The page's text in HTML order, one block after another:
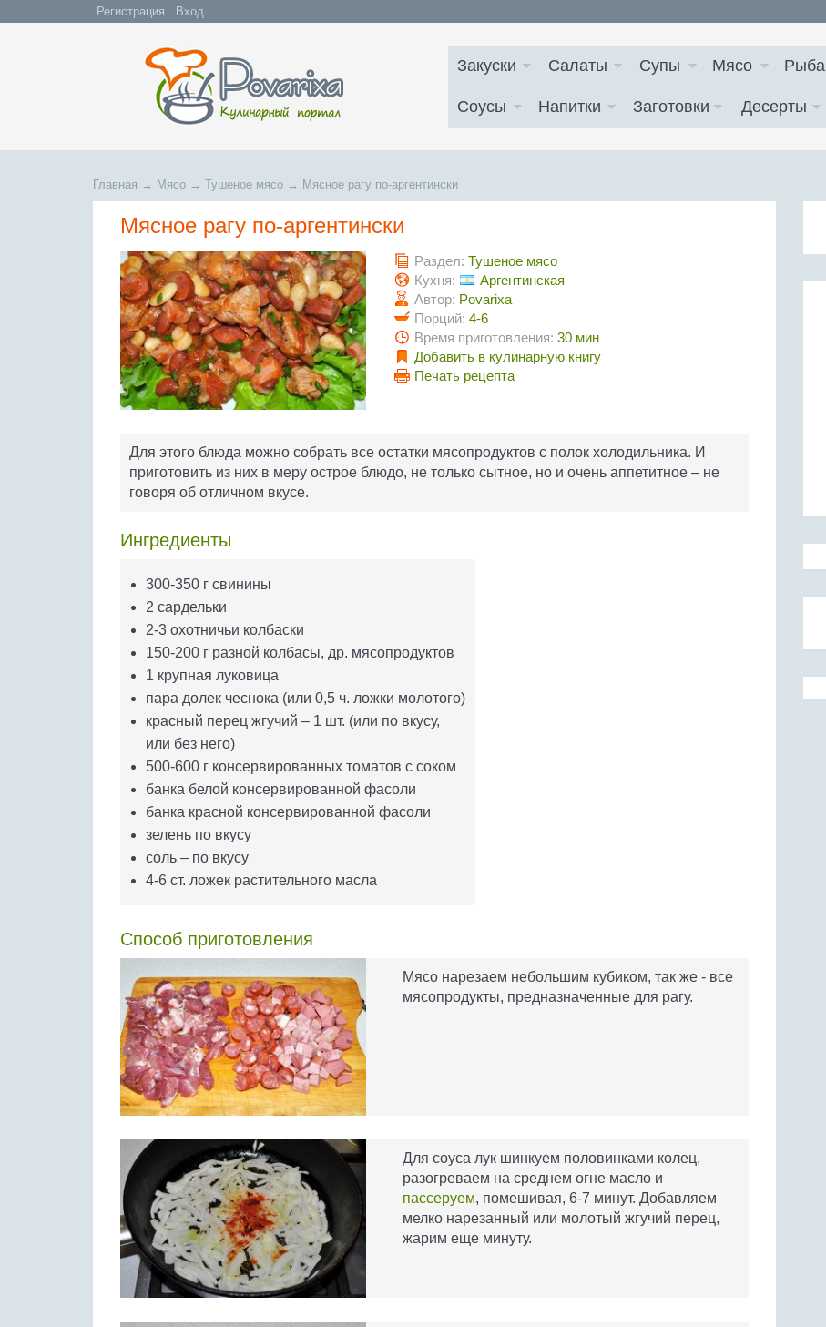
Регистрация Вход
Закуски Салаты Супы Мясо Рыба
Соусы Напитки Заготовки Десерты
Главная → Мясо → Тушеное мясо → Мясное рагу по-аргентински
Мясное рагу по-аргентински
Раздел: Тушеное мясо
Кухня:
Аргентинская
Автор: Povarixa
Порций: 4-6
Время приготовления: 30 мин
Добавить в кулинарную книгу
Печать рецепта
Для этого блюда можно собрать все остатки мясопродуктов с полок холодильника. И
приготовить из них в меру острое блюдо, не только сытное, но и очень аппетитное – не
говоря об отличном вкусе.
Ингредиенты
300-350 г свинины
2 сардельки
2-3 охотничьи колбаски
150-200 г разной колбасы, др. мясопродуктов
1 крупная луковица
пара долек чеснока (или 0,5 ч. ложки молотого)
красный перец жгучий – 1 шт. (или по вкусу,
или без него)
500-600 г консервированных томатов с соком
банка белой консервированной фасоли
банка красной консервированной фасоли
зелень по вкусу
соль – по вкусу
4-6 ст. ложек растительного масла
Способ приготовления
Мясо нарезаем небольшим кубиком, так же - все
мясопродукты, предназначенные для рагу.
Для соуса лук шинкуем половинками колец,
разогреваем на среднем огне масло и
пассеруем, помешивая, 6-7 минут. Добавляем
мелко нарезанный или молотый жгучий перец,
жарим еще минуту.